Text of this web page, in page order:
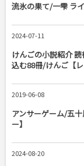
流氷の果て/一雫 ラ
2024-07-11
けんごの小説紹介
込む88冊/けんご【レ
2019-06-08
アンサーゲーム/五
ー】
2024-08-20